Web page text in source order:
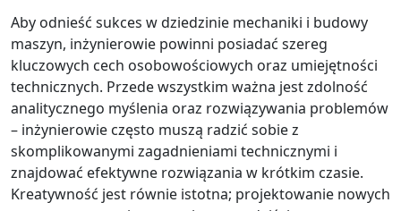
Aby odnieść sukces w dziedzinie mechaniki i budowy
maszyn, inżynierowie powinni posiadać szereg
kluczowych cech osobowościowych oraz umiejętności
technicznych. Przede wszystkim ważna jest zdolność
analitycznego myślenia oraz rozwiązywania problemów
– inżynierowie często muszą radzić sobie z
skomplikowanymi zagadnieniami technicznymi i
znajdować efektywne rozwiązania w krótkim czasie.
Kreatywność jest równie istotna; projektowanie nowych